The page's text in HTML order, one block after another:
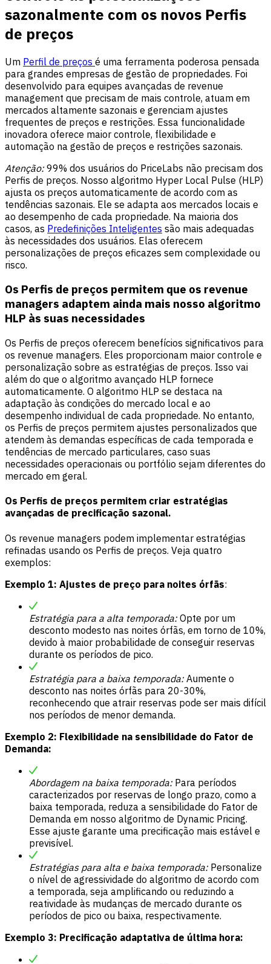
sazonalmente com os novos Perfis
de preços
Um Perfil de preços é uma ferramenta poderosa pensada
para grandes empresas de gestão de propriedades. Foi
desenvolvido para equipes avançadas de revenue
management que precisam de mais controle, atuam em
mercados altamente sazonais e gerenciam ajustes
frequentes de preços e restrições. Essa funcionalidade
inovadora oferece maior controle, flexibilidade e
automação na gestão de preços e restrições sazonais.
Atenção:99% dos usuários do PriceLabs não precisam dos
Perfis de preços. Nosso algoritmo Hyper Local Pulse (HLP)
ajusta os preços automaticamente de acordo com as
tendências sazonais. Ele se adapta aos mercados locais e
ao desempenho de cada propriedade. Na maioria dos
casos, as Predefinições Inteligentes são mais adequadas
às necessidades dos usuários. Elas oferecem
personalizações de preços eficazes sem complexidade ou
risco.
Os Perfis de preços permitem que os revenue
managers adaptem ainda mais nosso algoritmo
HLP às suas necessidades
Os Perfis de preços oferecem benefícios significativos para
os revenue managers. Eles proporcionam maior controle e
personalização sobre as estratégias de preços. Isso vai
além do que o algoritmo avançado HLP fornece
automaticamente. O algoritmo HLP se destaca na
adaptação às condições do mercado local e ao
desempenho individual de cada propriedade. No entanto,
os Perfis de preços permitem ajustes personalizados que
atendem às demandas específicas de cada temporada e
tendências de mercado particulares, caso suas
necessidades operacionais ou portfólio sejam diferentes do
mercado em geral.
Os Perfis de preços permitem criar estratégias
avançadas de precificação sazonal.
Os revenue managers podem implementar estratégias
refinadas usando os Perfis de preços. Veja quatro
exemplos:
Exemplo 1: Ajustes de preço para noites órfãs:
Estratégia para a alta temporada:Opte por um
desconto modesto nas noites órfãs, em torno de 10%,
devido à maior probabilidade de conseguir reservas
durante os períodos de pico.
Estratégia para a baixa temporada:Aumente o
desconto nas noites órfãs para 20-30%,
reconhecendo que atrair reservas pode ser mais difícil
nos períodos de menor demanda.
Exemplo 2: Flexibilidade na sensibilidade do Fator de
Demanda:
Abordagem na baixa temporada:Para períodos
caracterizados por reservas de longo prazo, como a
baixa temporada, reduza a sensibilidade do Fator de
Demanda em nosso algoritmo de Dynamic Pricing.
Esse ajuste garante uma precificação mais estável e
previsível.
Estratégias para alta e baixa temporada:Personalize
o nível de agressividade do algoritmo de acordo com
a temporada, seja amplificando ou reduzindo a
reatividade às mudanças de mercado durante os
períodos de pico ou baixa, respectivamente.
Exemplo 3: Precificação adaptativa de última hora: